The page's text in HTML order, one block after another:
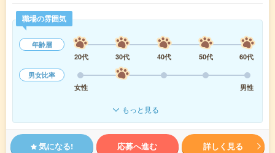
職場の雰囲気
年齢層
20代
30代 40代 50代
60代
男女比率
女性
男性
もっと見る
気になる! 応募へ進む 詳しく見る